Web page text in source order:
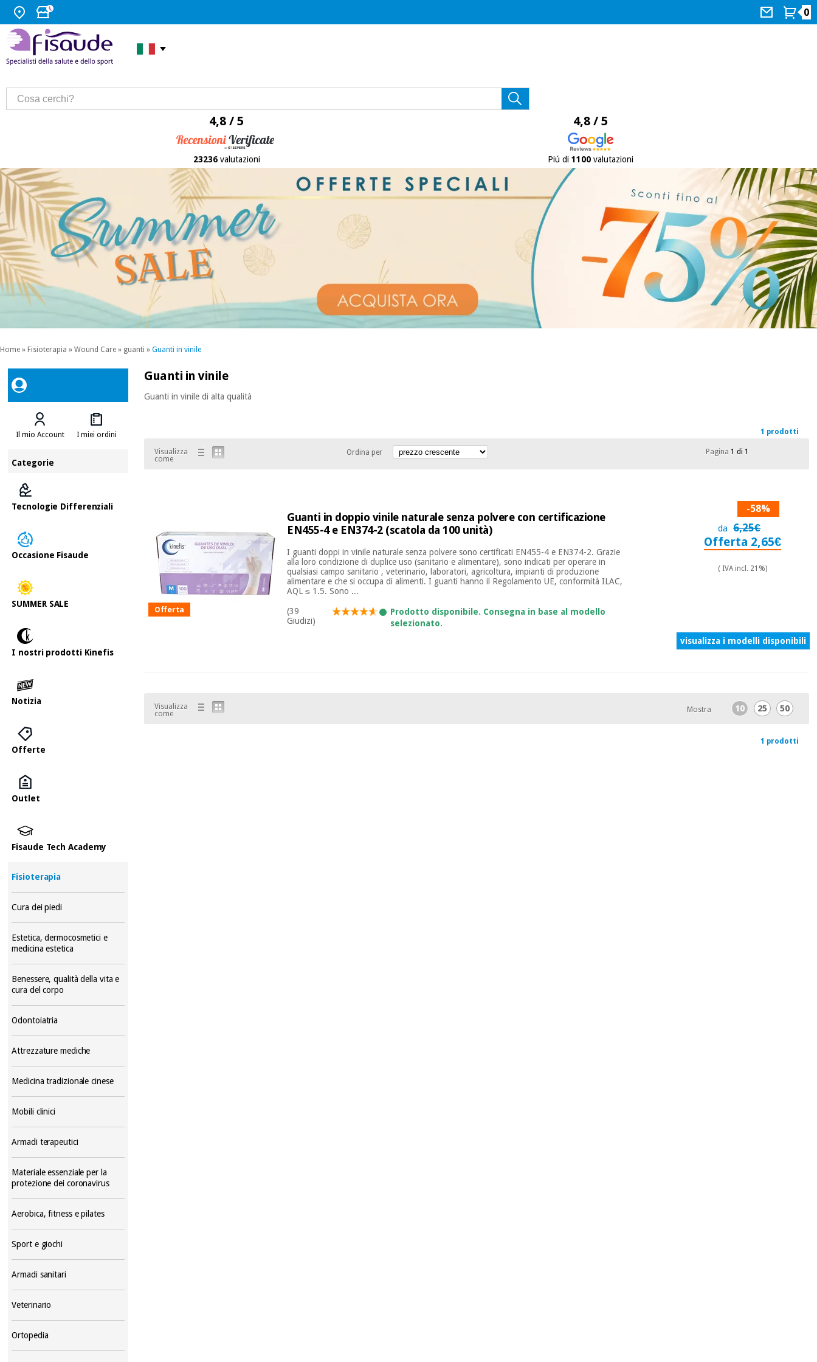
0
4,8 / 5
23236valutazioni
4,8 / 5
Piú di 1100valutazioni
Home » Fisioterapia » Wound Care » guanti » Guanti in vinile
Il mio Account I miei ordini
Categorie
Tecnologie Differenziali
Occasione Fisaude
SUMMER SALE
I nostri prodotti Kinefis
Notizia
Offerte
Outlet
Fisaude Tech Academy
Fisioterapia
Cura dei piedi
Estetica, dermocosmetici e
medicina estetica
Benessere, qualità della vita e
cura del corpo
Odontoiatria
Attrezzature mediche
Medicina tradizionale cinese
Mobili clinici
Armadi terapeutici
Materiale essenziale per la
protezione dei coronavirus
Aerobica, fitness e pilates
Sport e giochi
Armadi sanitari
Veterinario
Ortopedia
Guanti in vinile
Guanti in vinile di alta qualità
1 prodotti
Visualizza
come
Ordina per Pagina 1 di 1
Offerta
Guanti in doppio vinile naturale senza polvere con certificazione
EN455-4 e EN374-2 (scatola da 100 unità)
I guanti doppi in vinile naturale senza polvere sono certificati EN455-4 e EN374-2. Grazie
alla loro condizione di duplice uso (sanitario e alimentare), sono indicati per operare in
qualsiasi campo sanitario , veterinario, laboratori, agricoltura, impianti di produzione
alimentare e che si occupa di alimenti. I guanti hanno il Regolamento UE, conformità ILAC,
AQL ≤ 1.5. Sono ...
(39
Giudizi)
Prodotto disponibile. Consegna in base al modello
selezionato.
-58%
da 6,25€
Offerta 2,65€
( IVA incl. 21%)
visualizza i modelli disponibili
Visualizza
come
Mostra 10 25 50
1 prodotti